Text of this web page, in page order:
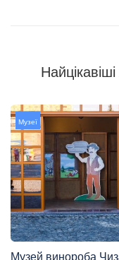
Музеї
Музей винороба